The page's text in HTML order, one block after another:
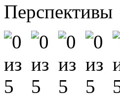
Перспективы